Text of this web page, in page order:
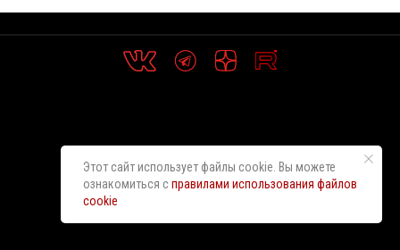
Этот сайт использует файлы cookie. Вы можете
ознакомиться справилами использования файлов
cookie